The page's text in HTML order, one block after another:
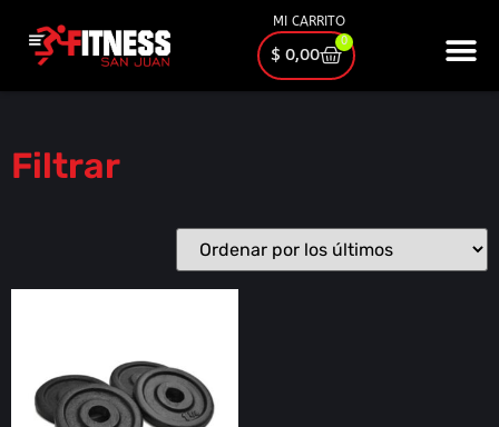
MI CARRITO
$ 0,00
0
Filtrar